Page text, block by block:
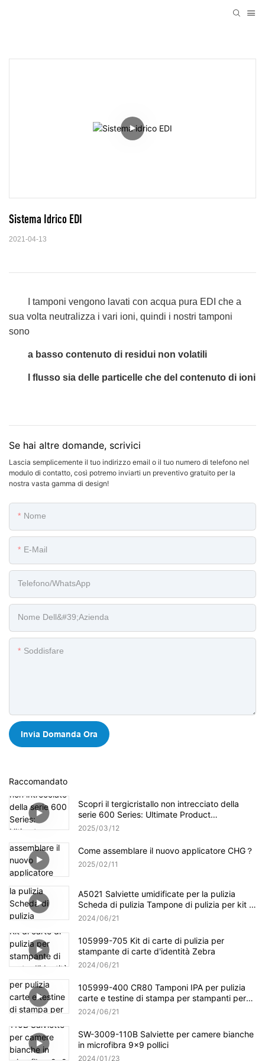
Sistema Idrico EDI
2021-04-13
I tamponi vengono lavati con acqua pura EDI che a
sua volta neutralizza i vari ioni, quindi i nostri tamponi
sono
a basso contenuto di residui non volatili
flusso sia delle particelle che del contenuto di ioni
Se hai altre domande, scrivici
Lascia semplicemente il tuo indirizzo email o il tuo numero di telefono nel
modulo di contatto, così potremo inviarti un preventivo gratuito per la
nostra vasta gamma di design!
Nome
E-Mail
Telefono/WhatsApp
Nome Dell&#39;azienda
Soddisfare
Invia Domanda Ora
Raccomandato
Scopri il tergicristallo non intrecciato della
serie 600 Series: Ultimate Product
Panoramica
2025 03 12
Come assemblare il nuovo applicatore CHG？
2025 02 11
A5021 Salviette umidificate per la pulizia
Scheda di pulizia Tampone di pulizia per kit di
pulizia Evolis
2024 06 21
105999-705 Kit di carte di pulizia per
stampante di carte d'identità Zebra
2024 06 21
105999-400 CR80 Tamponi IPA per pulizia
carte e testine di stampa per stampanti per
carte Zebra P100i
2024 06 21
SW-3009-110B Salviette per camere bianche
in microfibra 9x9 pollici
2024 01 23